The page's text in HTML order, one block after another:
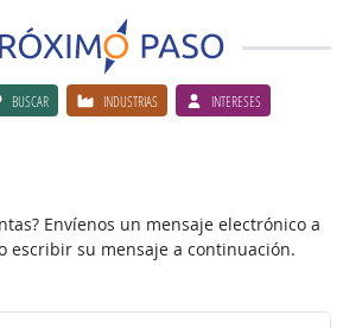
BUSCAR INDUSTRIAS INTERESES
Envíenos un mensaje electrónico a
escribir su mensaje a continuación.